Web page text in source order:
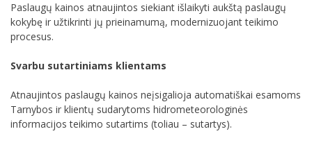
Paslaugų kainos atnaujintos siekiant išlaikyti aukštą paslaugų
kokybę ir užtikrinti jų prieinamumą, modernizuojant teikimo
procesus.
Svarbu sutartiniams klientams
Atnaujintos paslaugų kainos neįsigalioja automatiškai esamoms
Tarnybos ir klientų sudarytoms hidrometeorologinės
informacijos teikimo sutartims (toliau – sutartys).